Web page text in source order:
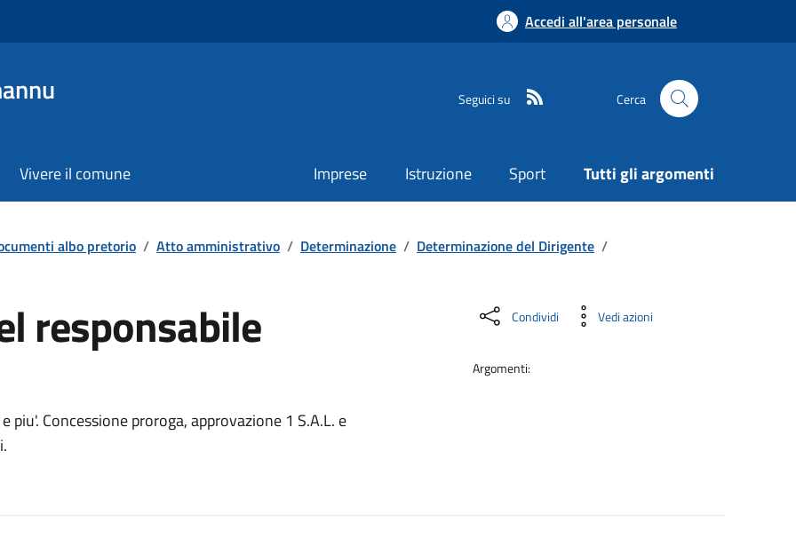
Accedi all'area personale
Seguici su Cerca
Vivere il comune Imprese Istruzione Sport Tutti gli argomenti
albo pretorio / Atto amministrativo / Determinazione / Determinazione del Dirigente /
responsabile
Concessione proroga, approvazione 1 S.A.L. e
Condividi Vedi azioni
Argomenti: